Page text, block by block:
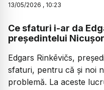
13/05/2026 , 10:23
Ce sfaturi i-ar da
președintelui
Edgars Rinkēvičs,
sfaturi, pentru că și noi
problemă. La aceste